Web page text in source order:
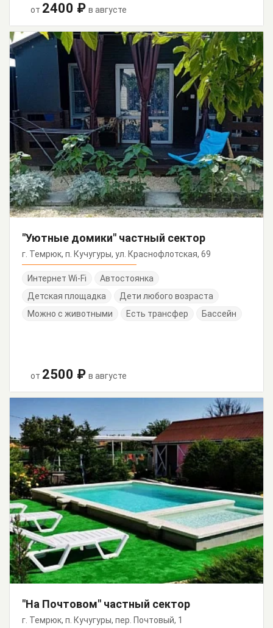
от 2400 ₽ в августе
"Уютные домики" частный сектор
г. Темрюк, п. Кучугуры, ул. Краснофлотская, 69
Интернет Wi-Fi
Автостоянка
Детская площадка
Дети любого возраста
Можно с животными
Есть трансфер Бассейн
от 2500 ₽ в августе
"На Почтовом" частный сектор
г. Темрюк, п. Кучугуры, пер. Почтовый, 1